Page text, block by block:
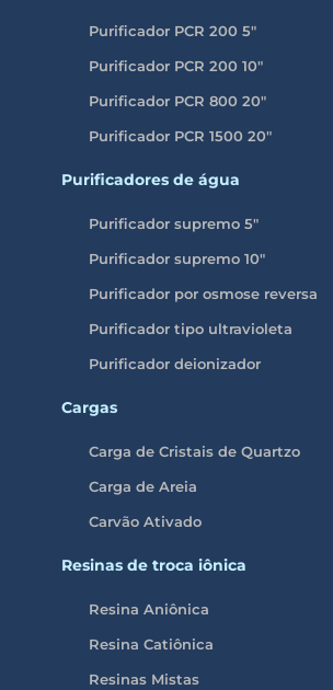
Purificador PCR 200 5″
Purificador PCR 200 10″
Purificador PCR 800 20″
Purificador PCR 1500 20″
Purificadores de água
Purificador supremo 5″
Purificador supremo 10″
Purificador por osmose reversa
Purificador tipo ultravioleta
Purificador deionizador
Cargas
Carga de Cristais de Quartzo
Carga de Areia
Carvão Ativado
Resinas de troca iônica
Resina Aniônica
Resina Catiônica
Resinas Mistas